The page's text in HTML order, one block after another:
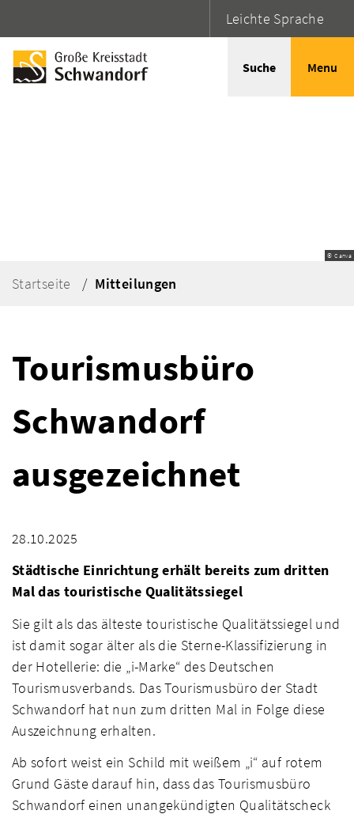
Leichte Sprache
Suche Menu
© Canva
Startseite Mitteilungen
Tourismusbüro
Schwandorf
ausgezeichnet
28.10.2025
Städtische Einrichtung erhält bereits zum dritten
Mal das touristische Qualitätssiegel
Sie gilt als das älteste touristische Qualitätssiegel und
ist damit sogar älter als die Sterne-Klassifizierung in
der Hotellerie: die „i-Marke“ des Deutschen
Tourismusverbands. Das Tourismusbüro der Stadt
Schwandorf hat nun zum dritten Mal in Folge diese
Auszeichnung erhalten.
Ab sofort weist ein Schild mit weißem „i“ auf rotem
Grund Gäste darauf hin, dass das Tourismusbüro
Schwandorf einen unangekündigten Qualitätscheck